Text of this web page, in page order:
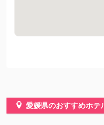
愛媛県のおすすめホテ